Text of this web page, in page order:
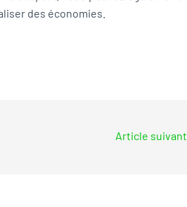
des économies.
Article suivant